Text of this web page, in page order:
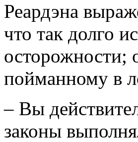
Реардэна
что так долго
осторожности;
пойманному в
– Вы
законы